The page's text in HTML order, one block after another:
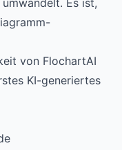
Es ist,
von FlochartAI
KI-generiertes